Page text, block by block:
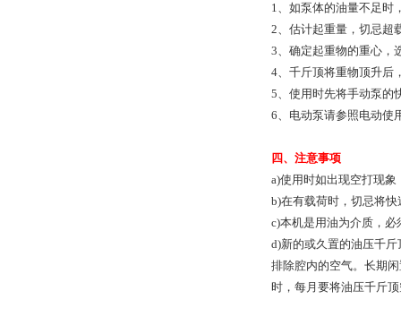
1、如泵体的油量不足时
2、估计起重量，切忌超
3、确定起重物的重心，
4、千斤顶将重物顶升后
5、使用时先将手动泵的
6、电动泵请参照电动使
四、注意事项
a)使用时如出现空打现
b)在有载荷时，切忌将
c)本机是用油为介质，
d)新的或久置的油压千
排除腔内的空气。长期
时，每月要将油压千斤